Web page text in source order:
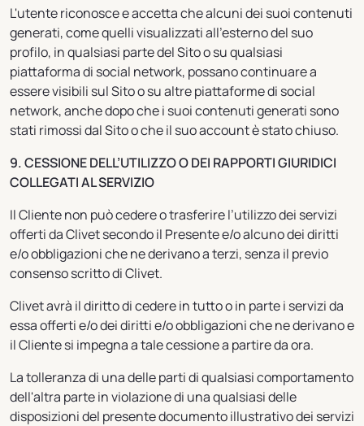
L'utente riconosce e accetta che alcuni dei suoi contenuti
generati, come quelli visualizzati all'esterno del suo
profilo, in qualsiasi parte del Sito o su qualsiasi
piattaforma di social network, possano continuare a
essere visibili sul Sito o su altre piattaforme di social
network, anche dopo che i suoi contenuti generati sono
stati rimossi dal Sito o che il suo account è stato chiuso.
9. CESSIONE DELL’UTILIZZO O DEI RAPPORTI GIURIDICI
COLLEGATI AL SERVIZIO
Il Cliente non può cedere o trasferire l’utilizzo dei servizi
offerti da Clivet secondo il Presente e/o alcuno dei diritti
e/o obbligazioni che ne derivano a terzi, senza il previo
consenso scritto di Clivet.
Clivet avrà il diritto di cedere in tutto o in parte i servizi da
essa offerti e/o dei diritti e/o obbligazioni che ne derivano e
il Cliente si impegna a tale cessione a partire da ora.
La tolleranza di una delle parti di qualsiasi comportamento
dell'altra parte in violazione di una qualsiasi delle
disposizioni del presente documento illustrativo dei servizi